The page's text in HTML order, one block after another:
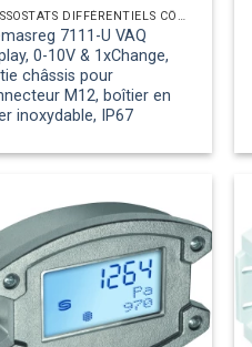
PRESSOSTATS DIFFÉRENTIELS CÔTÉ AIR
7111-U VAQ
0-10V & 1xChange,
châssis pour
M12, boîtier en
inoxydable, IP67